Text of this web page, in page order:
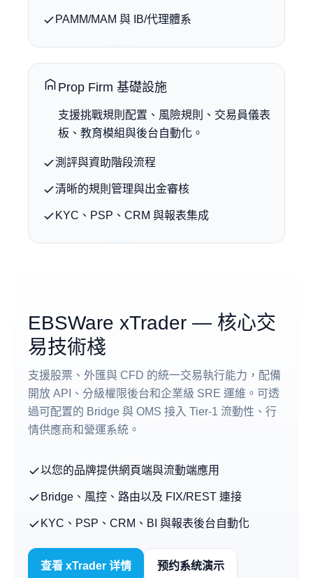
PAMM/MAM 與 IB/代理體系
Prop Firm 基礎設施
支援挑戰規則配置、風險規則、交易員儀表
板、教育模組與後台自動化。
測評與資助階段流程
清晰的規則管理與出金審核
KYC、PSP、CRM 與報表集成
EBSWare xTrader — 核心交
易技術棧
支援股票、外匯與 CFD 的統一交易執行能力，配備
開放 API、分級權限後台和企業級 SRE 運維。可透
過可配置的 Bridge 與 OMS 接入 Tier-1 流動性、行
情供應商和營運系統。
以您的品牌提供網頁端與流動端應用
Bridge、風控、路由以及 FIX/REST 連接
KYC、PSP、CRM、BI 與報表後台自動化
查看 xTrader 详情 预约系统演示